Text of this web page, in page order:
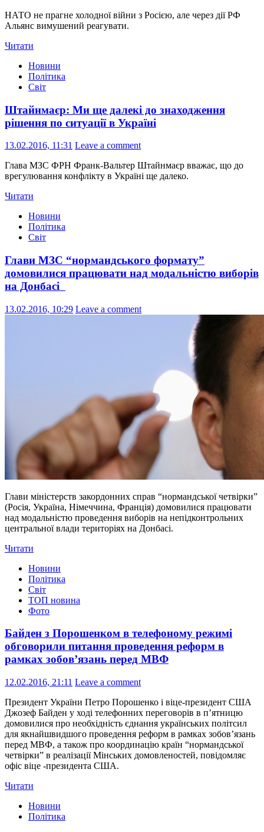
НАТО не прагне холодної війни з Росією, але через дії РФ
Альянс вимушений реагувати.
Читати
Новини
Політика
Світ
Штайнмаєр: Ми ще далекі до знаходження
рішення по ситуації в Україні
13.02.2016, 11:31 Leave a comment
Глава МЗС ФРН Франк-Вальтер Штайнмаєр вважає, що до
врегулювання конфлікту в Україні ще далеко.
Читати
Новини
Політика
Світ
Глави МЗС “нормандського формату”
домовилися працювати над модальністю виборів
на Донбасі
13.02.2016, 10:29 Leave a comment
Глави міністерств закордонних справ “нормандської четвірки”
(Росія, Україна, Німеччина, Франція) домовилися працювати
над модальністю проведення виборів на непідконтрольних
центральної влади територіях на Донбасі.
Читати
Новини
Політика
Світ
ТОП новина
Фото
Байден з Порошенком в телефоному режимі
обговорили питання проведення реформ в
рамках зобов’язань перед МВФ
12.02.2016, 21:11 Leave a comment
Президент України Петро Порошенко і віце-президент США
Джозеф Байден у ході телефонних переговорів в п’ятницю
домовилися про необхідність єднання українських політсил
для якнайшвидшого проведення реформ в рамках зобов’язань
перед МВФ, а також про координацію країн “нормандської
четвірки” в реалізації Мінських домовленостей, повідомляє
офіс віце -президента США.
Читати
Новини
Політика